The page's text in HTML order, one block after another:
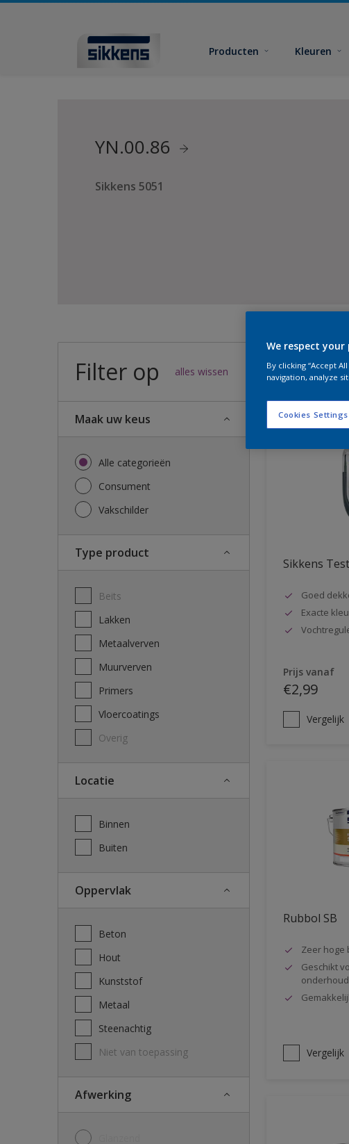
Producten Kleuren
YN.00.86
Sikkens 5051
Filter op alles wissen
Maak uw keus
Alle categorieën
Consument
Vakschilder
Type product
Beits
Lakken
Metaalverven
Muurverven
Primers
Vloercoatings
Overig
Locatie
Binnen
Buiten
Oppervlak
Beton
Hout
Kunststof
Metaal
Steenachtig
Niet van toepassing
Afwerking
57resultaten
Sikkens
Goed
Exacte
Prijs vanaf
€2,99
Vergelijk
Rubbol SB
Zeer hoge
Geschikt
onderhoud
Vergelijk
We respect your
By clicking “Accept
navigation, analyze
Cookies Settings